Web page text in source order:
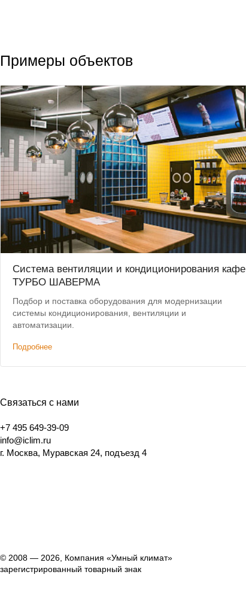
Примеры объектов
Система вентиляции и кондиционирования кафе
ТУРБО ШАВЕРМА
Подбор и поставка оборудования для модернизации
системы кондиционирования, вентиляции и
автоматизации.
Подробнее
Связаться с нами
+7 495 649-39-09
info@iclim.ru
г. Москва, Муравская 24, подъезд 4
© 2008 — 2026, Компания «Умный климат»
зарегистрированный товарный знак